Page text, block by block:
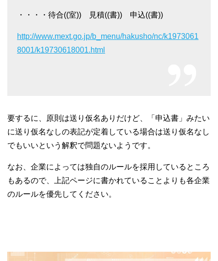
・・・・待合((室)) 見積((書)) 申込((書))
http://www.mext.go.jp/b_menu/hakusho/nc/k1973061
8001/k19730618001.html
要するに、原則は送り仮名ありだけど、「申込書」みたい
に送り仮名なしの表記が定着している場合は送り仮名なし
でもいいという解釈で問題ないようです。
なお、企業によっては独自のルールを採用しているところ
もあるので、上記ページに書かれていることよりも各企業
のルールを優先してください。